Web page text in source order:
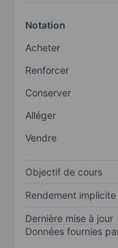
Notation
Acheter
Renforcer
Conserver
Alléger
Vendre
Objectif de cours
Rendement implicite
Dernière mise à jour
Données fournies